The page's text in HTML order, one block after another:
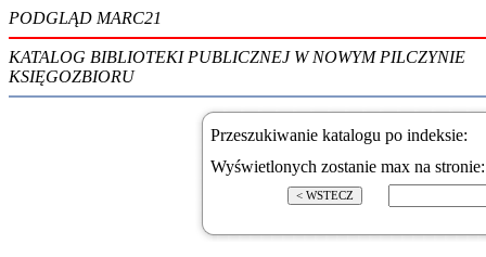
PODGLĄD MARC21
KATALOG BIBLIOTEKI PUBLICZNEJ W NOWYM PILCZYNIE
KSIĘGOZBIORU
Przeszukiwanie katalogu po indeksie:
Wyświetlonych zostanie max na